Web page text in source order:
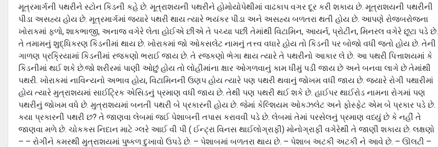
મૂત્રમાર્ગની પથરીને સ્ટોન કિડની કહે છે. મૂત્રાશયની પથરીને હોમોયોપેથીમાં વાઢકાપ વગર દૂર કરી શકાય છે. મૂત્રાશયની પથરીની
પીડા અસહ્ય હોય છે. મૂત્રમાર્ગમાં જયારે પથરી થાય ત્યારે ભયંકર પીડા અને અસહ્ય બળતરા થતી હોય છે. આપણે રોજબરોજના
ખોરાકમાં ફળો, શાકભાજી, અનાજ વગેરે લેતા હોઈએ છીએ તે પચ્યા પછી તેમાંથી વિટામિન, આયર્ન, પ્રોટીન, મિનરલ વગેરે છૂટા પડે છે.
તે તમામનું શુદ્ધિકરણ કિડનીમાં થાય છે. ખોરાકમાં જો ઓકસલેટ નામનું તત્ત્વ વધારે હોય તો કિડની પર બોજો વધી જતો હોય છે. તેની
ગાળણ પ્રક્રિયામાં કિડનીમાં રજકણો ભરાઈ જાય છે. તે રજકણો ભેગા થાય ત્યારે તે પથરીનો આકાર લે છે. આ પથરી પિત્તાશયમાં કે
કિડનીમાં થઈ શકે છે.જો શરીરમાં પાણી ઓછું હોય તો લોહીમાંના ક્ષાર ઓગળવાનું કામ ધીમું પડી જાય છે અને બનવા લાગે છે તેમાંથી
પથરી. ખોરાકમાં નાવિન્યનો અભાવ હોય, વિટામિનની ઉણપ હોય ત્યારે પણ પથરી થવાનું જોખમ વધી જાય છે. જયારે રોગી પથારીમાં
હોય ત્યારે મુત્રાશયમાં સાઈટિ્રક એસિડનું પ્રમાણ વધી જાય છે. તેથી પણ પથરી થઈ શકે છે. હાઈપર થાઈરોડ નામના રોગમાં પણ
પથરીનું જોખમ વધે છે. મુત્રાશયમાં બનતી પથરી બે પ્રકારની હોય છે. જેમાં કેલ્શિયમ ઓકઝલેટ અને ફોસ્ફેટ એમ બે પ્રકાર પડે છે.
કયા પ્રકારની પથરી છ? તે જાણવા લેબમાં જઈ પેશાબની તપાસ કરાવવી પડે છે. લેબમાં તેમાં પરસેલનું પ્રમાણ વધ્યું છે કે નહીં તે
જાણવા મળે છે. ચોકકસ નિદાન માટે ગ્લરે આઈ વી પી ( ઈન્ટ્રા વિનસ થાઈલોગ્રાફી) મોનોગ્રાફી વગેરેથી તે જાણી શકાય છે. લક્ષણો
– – રોગીને કમરથી મુત્રાશયમાં પુષ્કળ દુખાવો ઉપડે છે. – પેશાબમાં બળતરા થાય છે. – પેશાબ અટકી અટકી ને આવે છે. – ઊલટી –